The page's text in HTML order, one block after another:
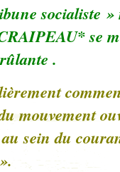
socialiste »
se
.
mouvement
sein du